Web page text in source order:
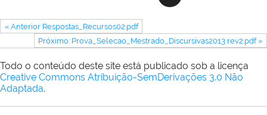
« Anterior Respostas_Recursos02.pdf
Próximo: Prova_Selecao_Mestrado_Discursivas2013 rev2.pdf »
Todo o conteúdo deste site está publicado sob a licença
Creative Commons Atribuição-SemDerivações 3.0 Não
Adaptada.